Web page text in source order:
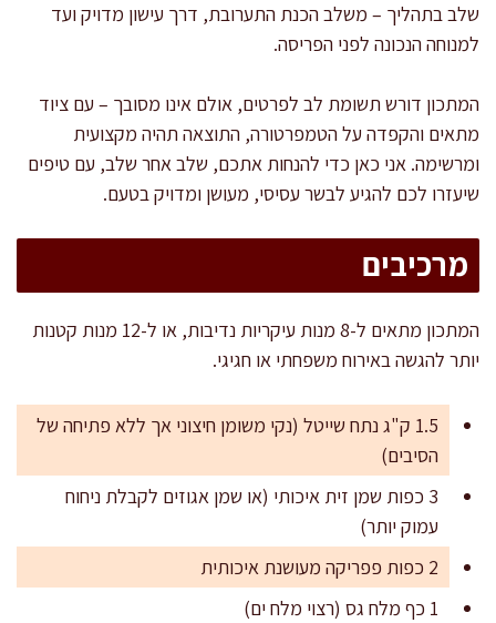
שלב בתהליך – משלב הכנת התערובת, דרך עישון מדויק ועד
למנוחה הנכונה לפני הפריסה.
המתכון דורש תשומת לב לפרטים, אולם אינו מסובך – עם ציוד
מתאים והקפדה על הטמפרטורה, התוצאה תהיה מקצועית
ומרשימה. אני כאן כדי להנחות אתכם, שלב אחר שלב, עם טיפים
שיעזרו לכם להגיע לבשר עסיסי, מעושן ומדויק בטעם.
מרכיבים
המתכון מתאים ל-8 מנות עיקריות נדיבות, או ל-12 מנות קטנות
יותר להגשה באירוח משפחתי או חגיגי.
1.5 ק"ג נתח שייטל (נקי משומן חיצוני אך ללא פתיחה של
הסיבים)
3 כפות שמן זית איכותי (או שמן אגוזים לקבלת ניחוח
עמוק יותר)
2 כפות פפריקה מעושנת איכותית
1 כף מלח גס (רצוי מלח ים)